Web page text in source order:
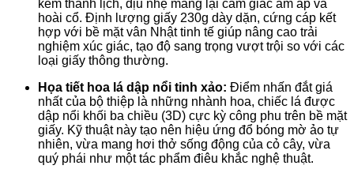
kem thanh lịch, dịu nhẹ mang lại cảm giác ấm áp và
hoài cổ. Định lượng giấy 230g dày dặn, cứng cáp kết
hợp với bề mặt vân Nhật tinh tế giúp nâng cao trải
nghiệm xúc giác, tạo độ sang trọng vượt trội so với các
loại giấy thông thường.
Họa tiết hoa lá dập nổi tinh xảo: Điểm nhấn đắt giá
nhất của bộ thiệp là những nhành hoa, chiếc lá được
dập nổi khối ba chiều (3D) cực kỳ công phu trên bề mặt
giấy. Kỹ thuật này tạo nên hiệu ứng đổ bóng mờ ảo tự
nhiên, vừa mang hơi thở sống động của cỏ cây, vừa
quý phái như một tác phẩm điêu khắc nghệ thuật.